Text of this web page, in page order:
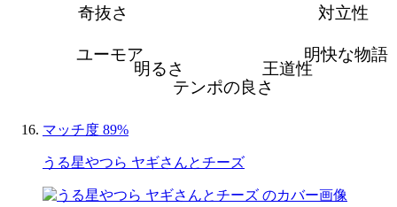
対立性
明快な物語
王道性
テンポの良さ
明るさ
ユーモア
奇抜さ
マッチ度 89%
うる星やつら ヤギさんとチーズ